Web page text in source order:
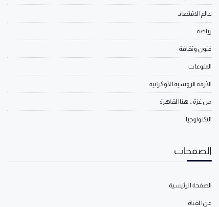
عالم الاقتصاد
رياضة
فنون وثقافة
المنوعات
الأزمة الروسية الأوكرانية
من غزة.. هنا القاهرة
التكنولوجيا
الصفحات
الصفحة الرئيسية
عن القناة